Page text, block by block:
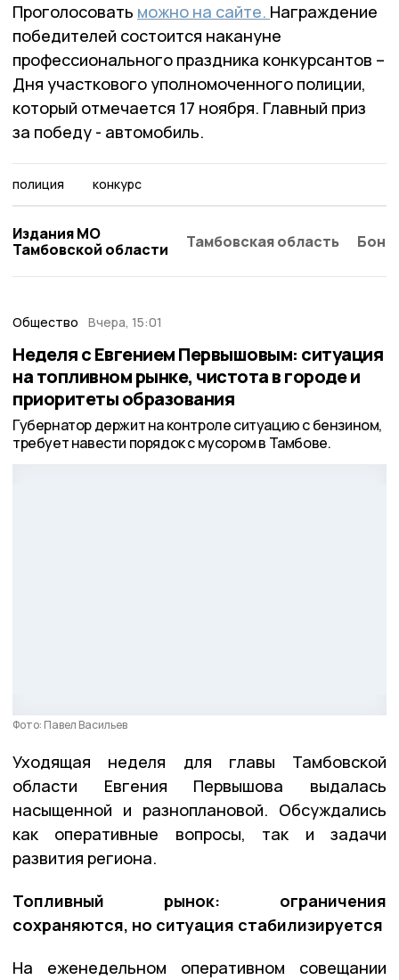
Проголосовать можно на сайте. Награждение
победителей состоится накануне
профессионального праздника конкурсантов –
Дня участкового уполномоченного полиции,
который отмечается 17 ноября. Главный приз
за победу - автомобиль.
полиция конкурс
Издания МО
Тамбовской области
Тамбовская область
Общество Вчера, 15:01
Неделя с Евгением Первышовым: ситуация
на топливном рынке, чистота в городе и
приоритеты образования
Губернатор держит на контроле ситуацию с бензином,
требует навести порядок с мусором в Тамбове.
Фото: Павел Васильев
Уходящая неделя для главы Тамбовской
области Евгения Первышова выдалась
насыщенной и разноплановой. Обсуждались
как оперативные вопросы, так и задачи
развития региона.
Топливный рынок: ограничения
сохраняются, но ситуация стабилизируется
На еженедельном оперативном совещании